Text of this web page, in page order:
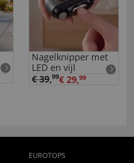
Nagelknipper met
LED en vijl
€ 39,99€ 29,99
EUROTOPS